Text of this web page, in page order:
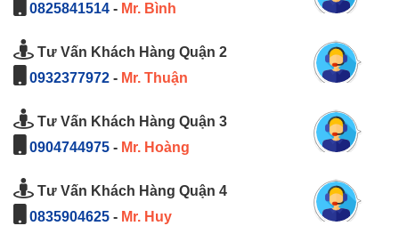
0825841514 - Mr. Bình
Tư Vấn Khách Hàng Quận 2
0932377972 - Mr. Thuận
Tư Vấn Khách Hàng Quận 3
0904744975 - Mr. Hoàng
Tư Vấn Khách Hàng Quận 4
0835904625 - Mr. Huy